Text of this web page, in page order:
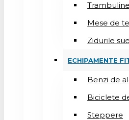
Trambuline
Mese de
Zidurile
ECHIPAMENTE
Benzi de
Biciclete
Steppere